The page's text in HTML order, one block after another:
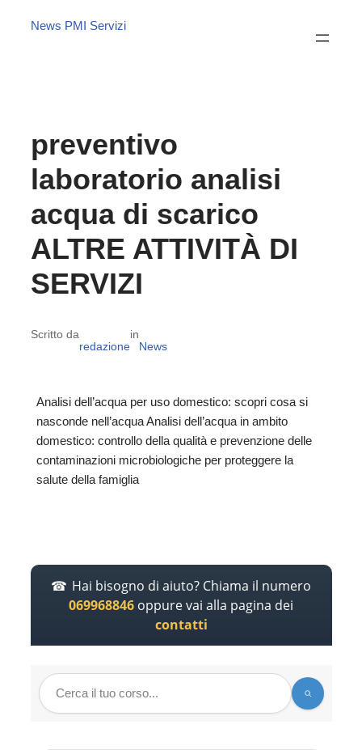
News PMI Servizi
preventivo
laboratorio analisi
acqua di scarico
ALTRE ATTIVITÀ DI
SERVIZI
Scritto da
redazione
in
News
Analisi dell’acqua per uso domestico: scopri cosa si
nasconde nell’acqua Analisi dell’acqua in ambito
domestico: controllo della qualità e prevenzione delle
contaminazioni microbiologiche per proteggere la
salute della famiglia
Hai bisogno di aiuto? Chiama il numero
069968846 oppure vai alla pagina dei
contatti